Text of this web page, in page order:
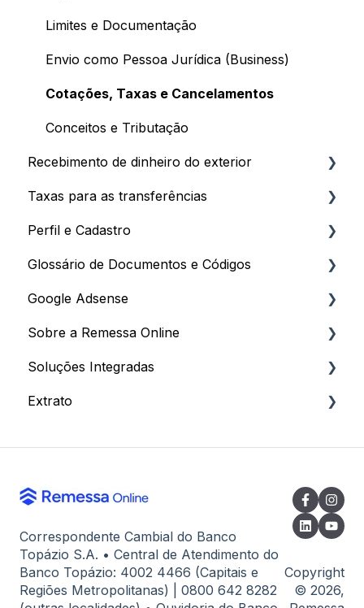
Limites e Documentação
Envio como Pessoa Jurídica (Business)
Cotações, Taxas e Cancelamentos
Conceitos e Tributação
Recebimento de dinheiro do exterior
Primeiros Passos e Prazos
Plataformas Digitais e Stocks
Recebimento para Pessoa Jurídica
Documentação e Invoice
Dados Bancários e Configurações
Taxas para as transferências
Taxas
Impostos
Descontos e Programa de Afiliados
Perfil e Cadastro
Processo de Cadastro
Dados Cadastrais
Documentação para Cadastro
Como criar sua Conta
Glossário de Documentos e Códigos
Documentos
Códigos
Google Adsense
Processo de Recebimento
Dados Bancários e Comprovantes
Sobre a Remessa Online
Informações
Atendimento
Soluções Integradas
Para Clientes
Extrato
Correspondente Cambial do Banco
Topázio S.A. • Central de Atendimento do
Banco Topázio: 4002 4466 (Capitais e
Regiões Metropolitanas) | 0800 642 8282
Copyright
© 2026,